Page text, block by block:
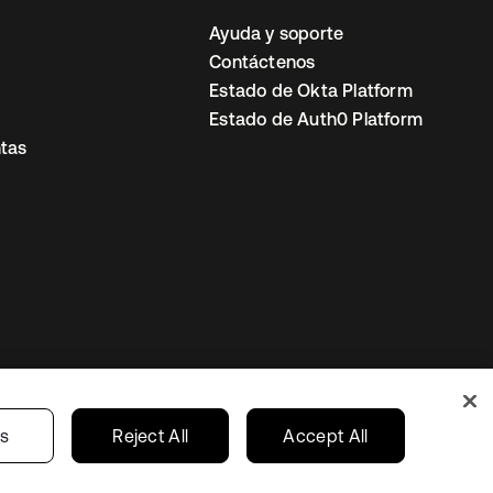
Ayuda y soporte
Contáctenos
Estado de Okta Platform
Estado de Auth0 Platform
Preferencias de cookies
Mexico
Reject All Accept All